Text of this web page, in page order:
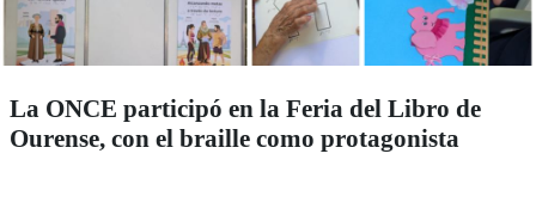
La ONCE participó en la Feria del Libro de
Ourense, con el braille como protagonista